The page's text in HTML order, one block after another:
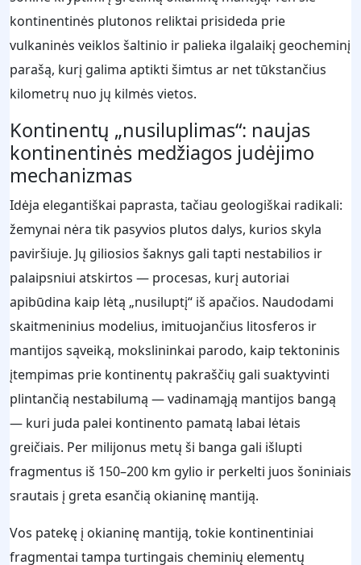
kontinentinės plutonos reliktai prisideda prie
vulkaninės veiklos šaltinio ir palieka ilgalaikį geocheminį
parašą, kurį galima aptikti šimtus ar net tūkstančius
kilometrų nuo jų kilmės vietos.
Kontinentų „nusiluplimas“: naujas
kontinentinės medžiagos judėjimo
mechanizmas
Idėja elegantiškai paprasta, tačiau geologiškai radikali:
žemynai nėra tik pasyvios plutos dalys, kurios skyla
paviršiuje. Jų giliosios šaknys gali tapti nestabilios ir
palaipsniui atskirtos — procesas, kurį autoriai
apibūdina kaip lėtą „nusiluptį“ iš apačios. Naudodami
skaitmeninius modelius, imituojančius litosferos ir
mantijos sąveiką, mokslininkai parodo, kaip tektoninis
įtempimas prie kontinentų pakraščių gali suaktyvinti
plintančią nestabilumą — vadinamąją mantijos bangą
— kuri juda palei kontinento pamatą labai lėtais
greičiais. Per milijonus metų ši banga gali išlupti
fragmentus iš 150–200 km gylio ir perkelti juos šoniniais
srautais į greta esančią okianinę mantiją.
Vos patekę į okianinę mantiją, tokie kontinentiniai
fragmentai tampa turtingais cheminių elementų